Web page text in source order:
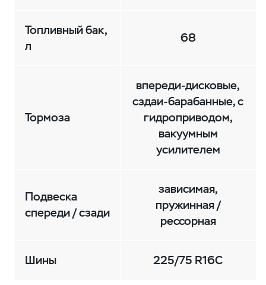
Топливный бак,
л
68
Тормоза
впереди-дисковые,
сздаи-барабанные, с
гидроприводом,
вакуумным
усилителем
Подвеска
спереди / сзади
зависимая,
пружинная /
рессорная
Шины 225/75 R16C